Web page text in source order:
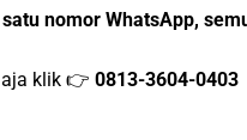
satu nomor WhatsApp,
klik 👉 0813-3604-0403